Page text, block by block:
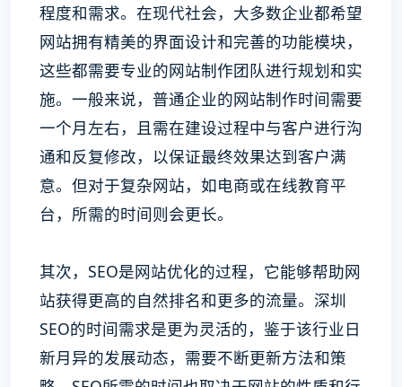
程度和需求。在现代社会，大多数企业都希望
网站拥有精美的界面设计和完善的功能模块，
这些都需要专业的网站制作团队进行规划和实
施。一般来说，普通企业的网站制作时间需要
一个月左右，且需在建设过程中与客户进行沟
通和反复修改，以保证最终效果达到客户满
意。但对于复杂网站，如电商或在线教育平
台，所需的时间则会更长。
其次，SEO是网站优化的过程，它能够帮助网
站获得更高的自然排名和更多的流量。深圳
SEO的时间需求是更为灵活的，鉴于该行业日
新月异的发展动态，需要不断更新方法和策